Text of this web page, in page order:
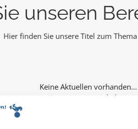
unseren
Hier finden Sie unsere Titel zum
Keine weiteren Inhalte...